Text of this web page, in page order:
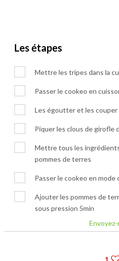
Les étapes
Mettre les tripes dans la
Passer le cookeo en
Les égoutter et les couper
Piquer les clous de girofle
Mettre tous les
pommes de terres
Passer le cookeo en
Ajouter les pommes de
sous pression 5min